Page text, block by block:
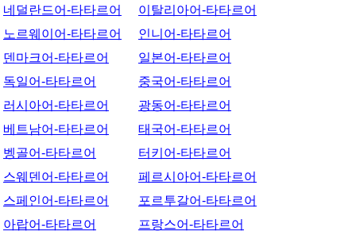
네덜란드어-타타르어
노르웨이어-타타르어
덴마크어-타타르어
독일어-타타르어
러시아어-타타르어
베트남어-타타르어
벵골어-타타르어
스웨덴어-타타르어
스페인어-타타르어
아랍어-타타르어
이탈리아어-타타르어
인니어-타타르어
일본어-타타르어
중국어-타타르어
광동어-타타르어
태국어-타타르어
터키어-타타르어
페르시아어-타타르어
포르투갈어-타타르어
프랑스어-타타르어